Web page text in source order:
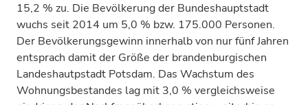
15,2 % zu. Die Bevölkerung der Bundeshauptstadt
wuchs seit 2014 um 5,0 % bzw. 175.000 Personen.
Der Bevölkerungsgewinn innerhalb von nur fünf Jahren
entsprach damit der Größe der brandenburgischen
Landeshautpstadt Potsdam. Das Wachstum des
Wohnungsbestandes lag mit 3,0 % vergleichsweise